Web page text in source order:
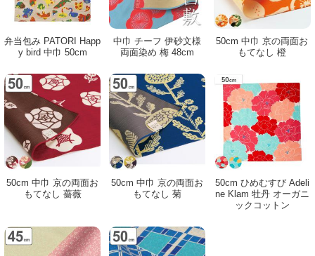
弁当包み PATORI Happ
y bird 中巾 50cm
中巾 チーフ 伊砂文様
両面染め 梅 48cm
50cm 中巾 京の両面お
もてなし 橙
50cm 中巾 京の両面お
もてなし 薔薇
50cm 中巾 京の両面お
もてなし 菊
50cm ひめむすび Adeli
ne Klam 牡丹 オーガニ
ックコットン